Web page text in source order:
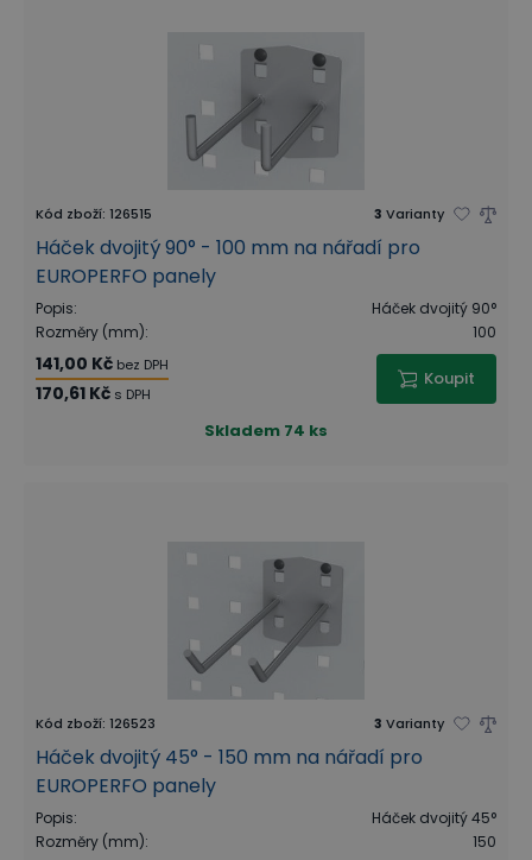
Kód zboží: 126515 3 Varianty
Háček dvojitý 90° - 100 mm na nářadí pro
EUROPERFO panely
Popis:
Háček dvojitý 90°
Rozměry (mm): 100
141,00 Kč bez DPH
170,61 Kč s DPH
Koupit
Skladem 74 ks
Kód zboží: 126523 3 Varianty
Háček dvojitý 45° - 150 mm na nářadí pro
EUROPERFO panely
Popis:
Háček dvojitý 45°
Rozměry (mm): 150